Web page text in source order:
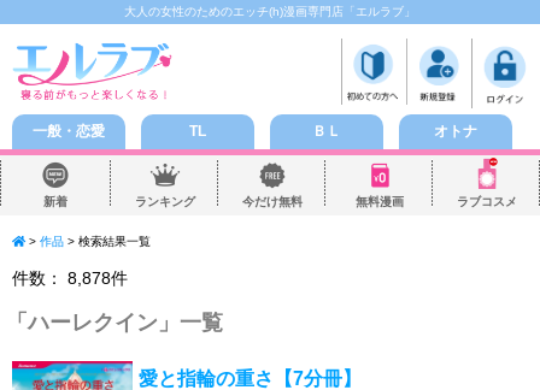
大人の女性のためのエッチ(h)漫画専門店「エルラブ」
一般・恋愛 TL ＢＬ オトナ
新着 ランキング 今だけ無料 無料漫画 ラブコスメ
> 作品 > 検索結果一覧
件数： 8,878件
「ハーレクイン 」一覧
愛と指輪の重さ【7分冊】